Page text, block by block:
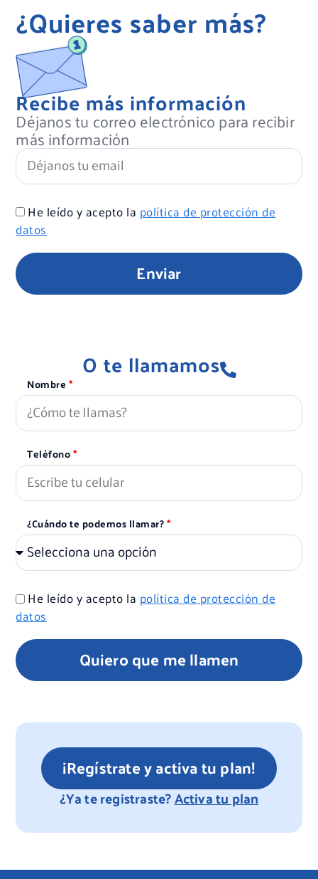
¿Quieres saber más?
Recibe más información
Déjanos tu correo electrónico para recibir
más información
He leído y acepto la política de protección de
datos
Enviar
O te llamamos
Nombre
Teléfono
¿Cuándo te podemos llamar?
He leído y acepto la política de protección de
datos
Quiero que me llamen
¡Regístrate y activa tu plan!
¿Ya te registraste?Activa tu plan